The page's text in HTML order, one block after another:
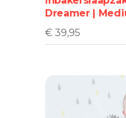
Dreamer |
€ 39,95